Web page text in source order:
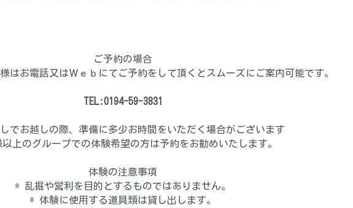
ご予約の場合
はお電話又はＷｅｂにてご予約をして頂くとスムーズにご案内可能です。
TEL:0194-59-3831
でお越しの際、準備に多少お時間をいただく場合がございます
上のグループでの体験希望の方は予約をお勧めいたします。
体験の注意事項
* 乱掘や営利を目的とするものではありません。
* 体験に使用する道具類は貸し出します。